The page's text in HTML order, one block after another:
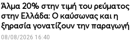
Άλμα 20% στην τιμή του ρεύματος
στην Ελλάδα: Ο καύσωνας και η
ξηρασία γονατίζουν την παραγωγή
08/08/2026 16:40